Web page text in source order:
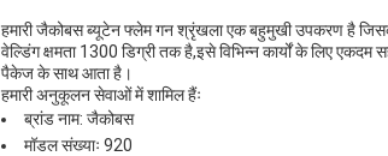
हमारी जैकोबस ब्यूटेन फ्लेम गन श्रृंखला एक बहुमुखी उपकरण है
वेल्डिंग क्षमता 1300 डिग्री तक है,इसे विभिन्न कार्यों के लिए
पैकेज के साथ आता है।
हमारी अनुकूलन सेवाओं में शामिल हैंः
ब्रांड नाम: जैकोबस
मॉडल संख्याः 920